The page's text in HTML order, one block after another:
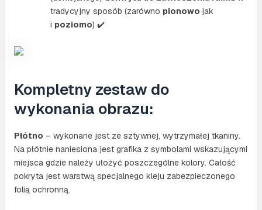
tradycyjny sposób (zarówno pionowo jak
i poziomo) ✔️
Kompletny zestaw do
wykonania obrazu:
Płótno – wykonane jest ze sztywnej, wytrzymałej tkaniny.
Na płótnie naniesiona jest grafika z symbolami wskazującymi
miejsca gdzie należy ułożyć poszczególne kolory. Całość
pokryta jest warstwą specjalnego kleju zabezpieczonego
folią ochronną.